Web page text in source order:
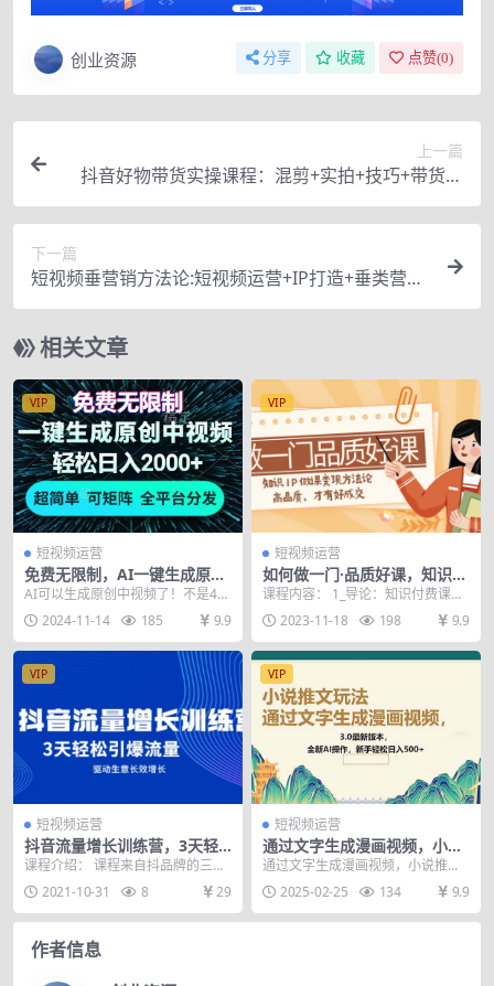
创业资源 分享 收藏 点赞(0)
上一篇
抖音好物带货实操课程：混剪+实拍+技巧+带货：
从0到1实操
下一篇
短视频垂营销方法论:短视频运营+IP打造+垂类营
销，三频共振
相关文章
VIP
短视频运营
免费无限制，AI一键生成原创
中视频，轻松日入2000+，超
简单，可矩阵，…
AI可以生成原创中视频了！不是4
秒，而是最长达6分钟，这款AI视频
生成工具，手机...
2024-11-14 185 9.9
VIP
短视频运营
如何做一门·品质好课，知识IP
做课变现方法论，高品质，才
有好成交（11节）
课程内容： 1_导论：知识付费课的
真相.mp4 2_选题(上)：我能做什么
课？....2023-11-18 198 9.9
VIP
短视频运营
抖音流量增长训练营，3天轻
松引爆流量，驱动生意长效增
课程介绍： 课程来自抖品牌的三天
引爆流量训练营。帮助你实现生意
总量滚动增长，掌握...
2021-10-31 8 29
VIP
短视频运营
通过文字生成漫画视频，小说
推文玩法，3.0最新版本， 全
通过文字生成漫画视频，小说推文
玩法，3.0最新版本， 全新AI操作，
新手轻松日入...
2025-02-25 134 9.9
作者信息